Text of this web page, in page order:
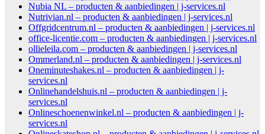
Nubia NL – producten & aanbiedingen | j-services.nl
Nutrivian.nl – producten & aanbiedingen | j-services.nl
Offgridcentrum.nl – producten & aanbiedingen | j-services.nl
office-licentie.com – producten & aanbiedingen | j-services.nl
ollieleila.com – producten & aanbiedingen | j-services.nl
Ommerland.nl – producten & aanbiedingen | j-services.nl
Oneminuteshakes.nl – producten & aanbiedingen | j-
services.nl
Onlinehandelshuis.nl – producten & aanbiedingen | j-
services.nl
Onlineschoenenwinkel.nl – producten & aanbiedingen | j-
services.nl